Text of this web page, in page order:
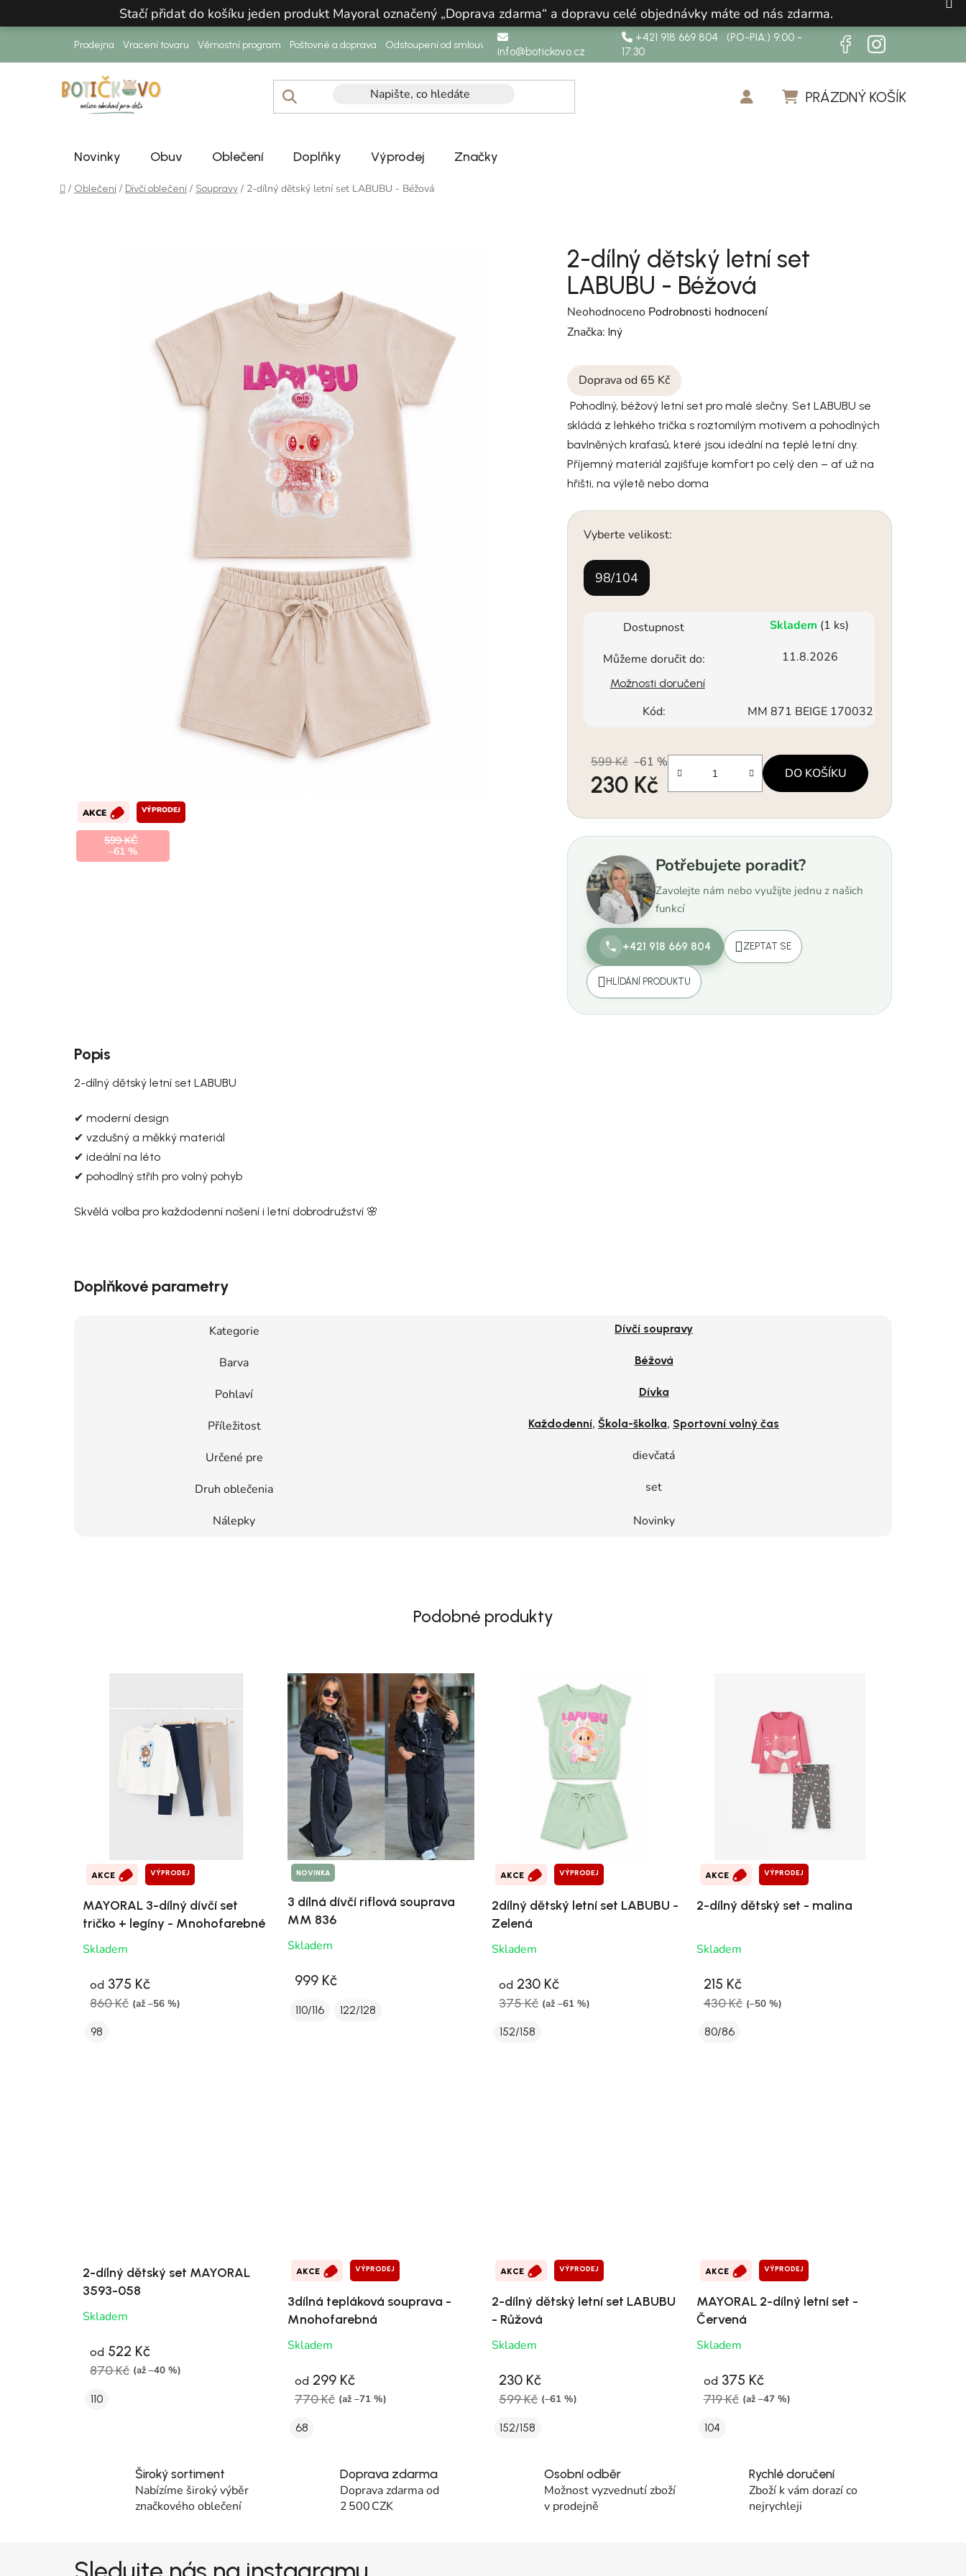
Stačí přidat do košíku jeden produkt Mayoral označený „Doprava zdarma“ a dopravu celé objednávky máte od nás zdarma.
Prodejna Vracení tovaru Věrnostní program Poštovné a doprava Odstoupení od smlouvy info@botickovo.cz
+421 918 669 804 (PO-PIA:) 9:00 -
17:30
PRÁZDNÝ KOŠÍK
Novinky Obuv Oblečení Doplňky Výprodej Značky
Domů
/ Oblečení / Dívčí oblečení / Soupravy / 2-dílný dětský letní set LABUBU - Béžová
2-dílný dětský letní set
LABUBU - Béžová
Průměrné hodnocení produktu je 0,0 z 5 hvězdiček.
Neohodnoceno Podrobnosti hodnocení
Značka:Iný
Doprava od 65 Kč
Pohodlný, béžový letní set pro malé slečny. Set LABUBU se
skládá z lehkého trička s roztomilým motivem a pohodlných
bavlněných kraťasů, které jsou ideální na teplé letní dny.
Příjemný materiál zajišťuje komfort po celý den – ať už na
hřišti, na výletě nebo doma
Vyberte velikost:
98/104
Dostupnost Skladem (1 ks)
Můžeme doručit do: 11.8.2026
Možnosti doručení
Kód: MM 871 BEIGE 170032
599 Kč –61 %
230 Kč DO KOŠÍKU
Potřebujete poradit?
Zavolejte nám nebo využijte jednu z našich
funkcí
+421 918 669 804 ZEPTAT SE
HLÍDÁNÍ PRODUKTU
AKCE VÝPRODEJ
599 KČ
–61 %
Popis
2-dílný dětský letní set LABUBU
✔ moderní design
✔ vzdušný a měkký materiál
✔ ideální na léto
✔ pohodlný střih pro volný pohyb
Skvělá volba pro každodenní nošení i letní dobrodružství 🌸
Doplňkové parametry
Kategorie Dívčí soupravy
Barva Béžová
Pohlaví Dívka
Příležitost Každodenní, Škola-školka, Sportovní volný čas
Určené pre dievčatá
Druh oblečenia set
Nálepky Novinky
Podobné produkty
AKCE VÝPRODEJ
MAYORAL 3-dílný dívčí set
tričko + legíny - Mnohofarebné
Skladem
od 375 Kč
860 Kč (až –56 %)
98
NOVINKA
3 dílná dívčí riflová souprava
MM 836
Skladem
999 Kč
110/116 122/128
AKCE VÝPRODEJ
2dílný dětský letní set LABUBU -
Zelená
Skladem
od 230 Kč
375 Kč (až –61 %)
152/158
AKCE VÝPRODEJ
2-dílný dětský set - malina
Skladem
215 Kč
430 Kč (–50 %)
80/86
2-dílný dětský set MAYORAL
3593-058
Skladem
od 522 Kč
870 Kč (až –40 %)
110
AKCE VÝPRODEJ
3dílná tepláková souprava -
Mnohofarebná
Skladem
od 299 Kč
770 Kč (až –71 %)
68
AKCE VÝPRODEJ
2-dílný dětský letní set LABUBU
- Růžová
Skladem
230 Kč
599 Kč (–61 %)
152/158
AKCE VÝPRODEJ
MAYORAL 2-dílný letní set -
Červená
Skladem
od 375 Kč
719 Kč (až –47 %)
104
Široký sortiment
Nabízíme široký výběr
značkového oblečení
Doprava zdarma
Doprava zdarma od
2 500 CZK
Osobní odběr
Možnost vyzvednutí zboží
v prodejně
Rychlé doručení
Zboží k vám dorazí co
nejrychleji